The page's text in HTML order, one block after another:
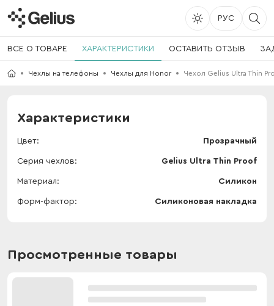
РУС
ВСЕ О ТОВАРЕ ХАРАКТЕРИСТИКИ ОСТАВИТЬ ОТЗЫВ
Чехлы на телефоны Чехлы для Honor Чехол Gelius Ultra Thin
Характеристики
Цвет Прозрачный
Серия чехлов Gelius Ultra Thin Proof
Материал Силикон
Форм-фактор Силиконовая накладка
Просмотренные товары